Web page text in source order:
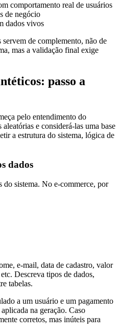
comportamento real de usuários
de negócio
dados vivos
servem de complemento, não de
mas a validação final exige
passo a
pelo entendimento do
e considerá-las uma base
a estrutura do sistema, lógica de
dados
sistema. No e-commerce, por
e-mail, data de cadastro, valor
Descreva tipos de dados,
tabelas.
a um usuário e um pagamento
na geração. Caso
corretos, mas inúteis para